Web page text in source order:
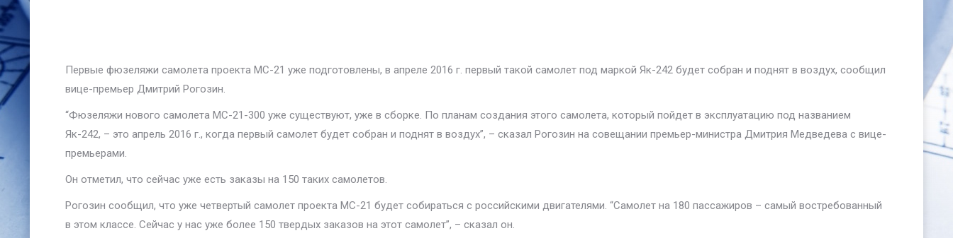
Первые фюзеляжи самолета проекта МС-21 уже подготовлены, в апреле 2016 г. первый такой самолет под маркой Як-242 будет собран и поднят в воздух, сообщил
вице-премьер Дмитрий Рогозин.
“Фюзеляжи нового самолета МС-21-300 уже существуют, уже в сборке. По планам создания этого самолета, который пойдет в эксплуатацию под названием
Як-242, – это апрель 2016 г., когда первый самолет будет собран и поднят в воздух”, – сказал Рогозин на совещании премьер-министра Дмитрия Медведева с вице-
премьерами.
Он отметил, что сейчас уже есть заказы на 150 таких самолетов.
Рогозин сообщил, что уже четвертый самолет проекта МС-21 будет собираться с российскими двигателями. “Самолет на 180 пассажиров – самый востребованный
в этом классе. Сейчас у нас уже более 150 твердых заказов на этот самолет”, – сказал он.